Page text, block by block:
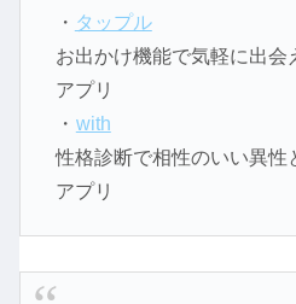
・ タップル
お出かけ機能で気軽に出会
アプリ
・ with
性格診断で相性のいい異性
アプリ